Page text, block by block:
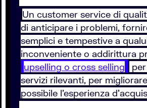
Un customer service di
di anticipare i problemi,
semplici e tempestive a
inconveniente o addirittura
upselling o cross selling
servizi rilevanti, per
possibile l’esperienza